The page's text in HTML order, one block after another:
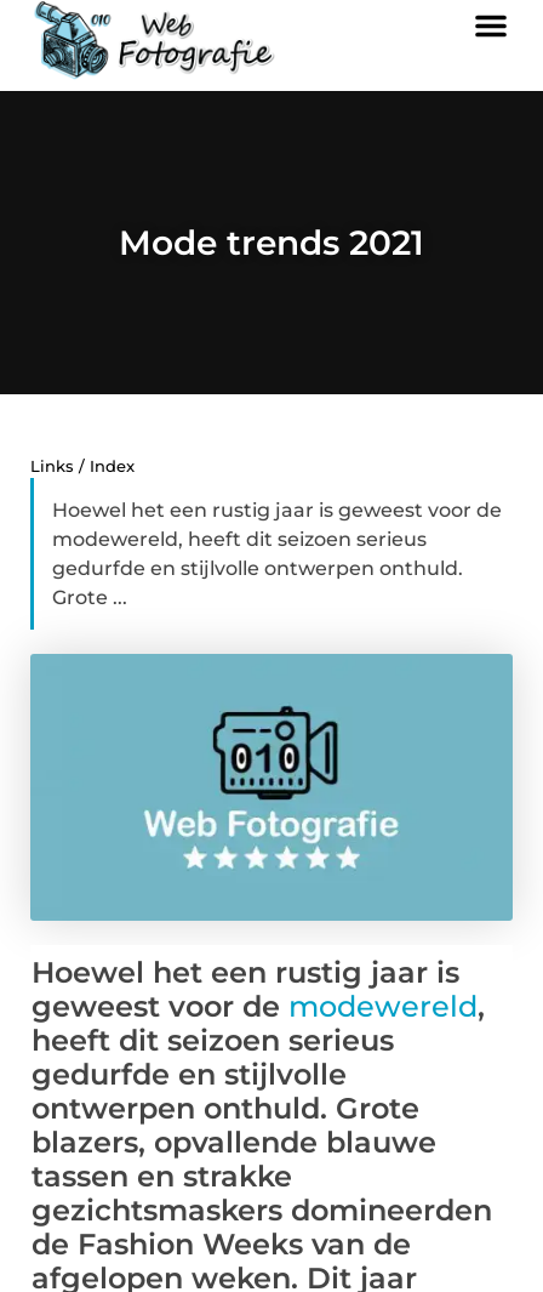
Mode trends 2021
Links / Index
Hoewel het een rustig jaar is geweest voor de
modewereld, heeft dit seizoen serieus
gedurfde en stijlvolle ontwerpen onthuld.
Grote ...
Hoewel het een rustig jaar is
geweest voor de modewereld,
heeft dit seizoen serieus
gedurfde en stijlvolle
ontwerpen onthuld. Grote
blazers, opvallende blauwe
tassen en strakke
gezichtsmaskers domineerden
de Fashion Weeks van de
afgelopen weken. Dit jaar